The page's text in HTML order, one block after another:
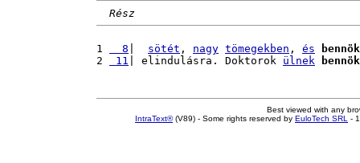
Rész
1
  8
sötét , nagy tömegekben , és
bennök
2
11 | elindulásra. Doktorok ülnek bennök
Best viewed with any
IntraText®(V89) - Some rights reserved by EuloTech SRL -